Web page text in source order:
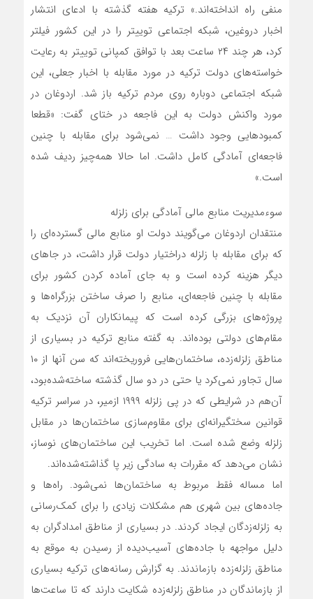
منفی راه انداخته‌اند.» ترکیه هفته گذشته با ادعای انتشار
اخبار دروغین، شبکه اجتماعی توییتر را در این کشور فیلتر
کرد، هر چند ۲۴ ساعت بعد با توافق کمپانی توییتر به رعایت
خواسته‌های دولت ترکیه در مورد مقابله با اخبار جعلی، این
شبکه اجتماعی دوباره روی مردم ترکیه باز شد. اردوغان در
مورد واکنش دولت به این فاجعه در ختای گفت: «قطعا
کمبودهایی وجود داشت … نمی‌شود برای مقابله با چنین
فاجعه‌ای آمادگی کامل داشت. اما حالا همه‌چیز ردیف شده
است.»
سوءمدیریت منابع مالی آمادگی برای زلزله
منتقدان اردوغان می‌گویند دولت او منابع مالی گسترده‌ای را
که برای مقابله با زلزله دراختیار دولت قرار داشت، در جاهای
دیگر هزینه کرده است و به جای آماده کردن کشور برای
مقابله با چنین فاجعه‌ای، منابع را صرف ساختن بزرگراه‌ها و
پروژه‌های بزرگی کرده است که پیمانکاران آن نزدیک به
مقام‌های دولتی بوده‌اند. به گفته منابع ترکیه در بسیاری از
مناطق زلزله‌زده، ساختمان‌هایی فروریخته‌اند که سن آنها از ۱۰
سال تجاور نمی‌کرد یا حتی در دو سال گذشته ساخته‌شده‌بود،
آن‌هم در شرایطی که در پی زلزله ۱۹۹۹ ازمیر، در سراسر ترکیه
قوانین سختگیرانه‌ای برای مقاوم‌سازی ساختمان‌ها در مقابل
زلزله وضع شده است. اما تخریب این ساختمان‌های نوساز،
نشان می‌دهد که مقررات به سادگی زیر پا گذاشته‌شده‌اند.
اما مساله فقط مربوط به ساختمان‌ها نمی‌شود. راه‌ها و
جاده‌های بین شهری هم مشکلات زیادی را برای کمک‌رسانی
به زلزله‌زدگان ایجاد کردند. در بسیاری از مناطق امدادگران به
دلیل مواجهه با جاده‌های آسیب‌دیده از رسیدن به موقع به
مناطق زلزله‌زده بازماندند. به گزارش رسانه‌های ترکیه بسیاری
از بازماندگان در مناطق زلزله‌زده شکایت دارند که تا ساعت‌ها